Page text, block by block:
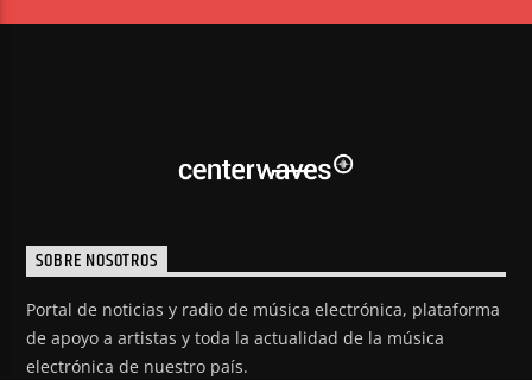
SOBRE NOSOTROS
Portal de noticias y radio de música electrónica, plataforma
de apoyo a artistas y toda la actualidad de la música
electrónica de nuestro país.